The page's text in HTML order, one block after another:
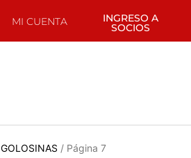
MI CUENTA INGRESO A
SOCIOS
GOLOSINAS / Página 7